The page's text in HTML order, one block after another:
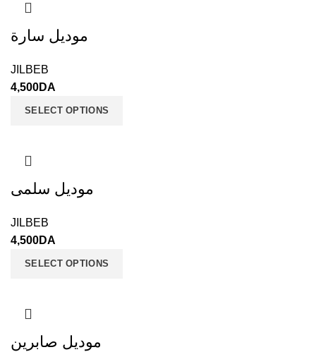
موديل سارة
JILBEB
4,500DA
SELECT OPTIONS
موديل سلمى
JILBEB
4,500DA
SELECT OPTIONS
موديل صابرين